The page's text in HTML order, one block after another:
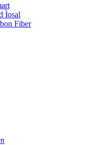
Ìosal
Fiber